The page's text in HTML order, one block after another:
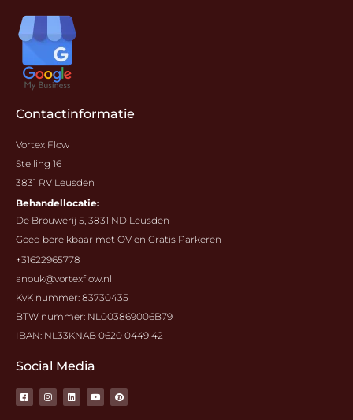
Contactinformatie
Vortex Flow
Stelling 16
3831 RV Leusden
Behandellocatie:
De Brouwerij 5, 3831 ND Leusden
Goed bereikbaar met OV en Gratis Parkeren
+31622965778
anouk@vortexflow.nl
KvK nummer: 83730435
BTW nummer: NL003869006B79
IBAN: NL33KNAB 0620 0449 42
Social Media
F
a
c
I
n
s
L
i
n
Y
o
u
P
i
n